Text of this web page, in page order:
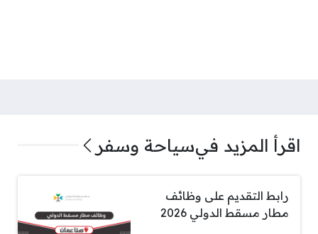
اقرأ المزيد فيسياحة وسفر
رابط التقديم على وظائف
مطار مسقط الدولي 2026